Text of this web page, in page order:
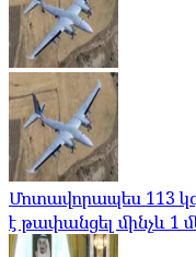
Մոտավորապես 113
է թափանցել մինչև 1